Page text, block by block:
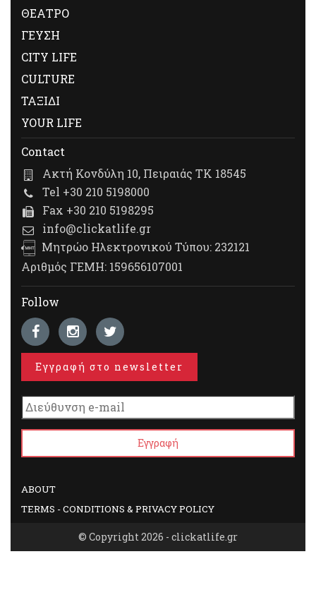
ΘΕΑΤΡΟ
ΓΕΥΣΗ
CITY LIFE
CULTURE
ΤΑΞΙΔΙ
YOUR LIFE
Contact
Ακτή Κονδύλη 10, Πειραιάς ΤΚ 18545
Tel +30 210 5198000
Fax +30 210 5198295
info@clickatlife.gr
Μητρώο Ηλεκτρονικού Τύπου: 232121
Αριθμός ΓΕΜΗ: 159656107001
Follow
Εγγραφή στο newsletter
ABOUT
TERMS - CONDITIONS & PRIVACY POLICY
© Copyright 2026 - clickatlife.gr